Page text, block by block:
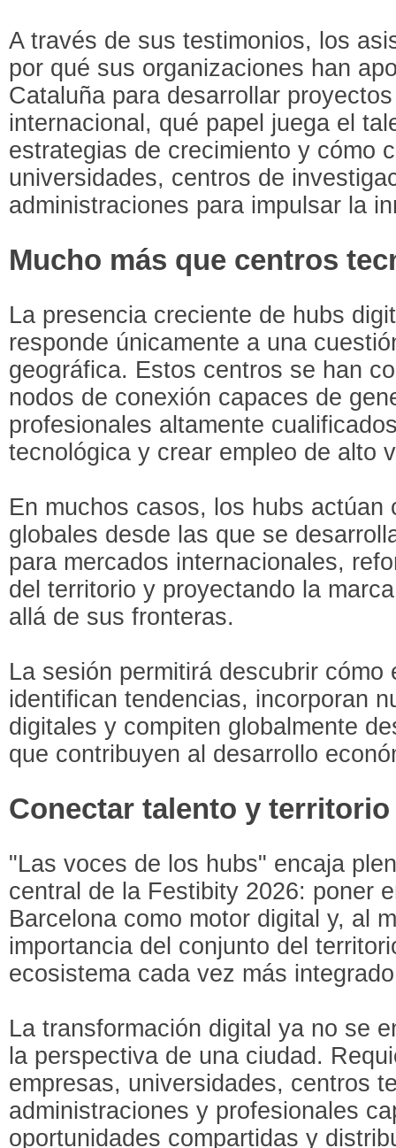
A través de sus testimonios, los
por qué sus organizaciones han
Cataluña para desarrollar
internacional, qué papel juega el
estrategias de crecimiento y cómo
universidades, centros de
administraciones para impulsar la
Mucho más que centros
La presencia creciente de hubs
responde únicamente a una
geográfica. Estos centros se han
nodos de conexión capaces de
profesionales altamente
tecnológica y crear empleo de alto
En muchos casos, los hubs actúan
globales desde las que se
para mercados internacionales,
del territorio y proyectando la
allá de sus fronteras.
La sesión permitirá descubrir cómo
identifican tendencias, incorporan
digitales y compiten globalmente
que contribuyen al desarrollo
Conectar talento y territorio
"Las voces de los hubs" encaja
central de la Festibity 2026: poner
Barcelona como motor digital y, al
importancia del conjunto del
ecosistema cada vez más
La transformación digital ya no se
la perspectiva de una ciudad.
empresas, universidades, centros
administraciones y profesionales
oportunidades compartidas y